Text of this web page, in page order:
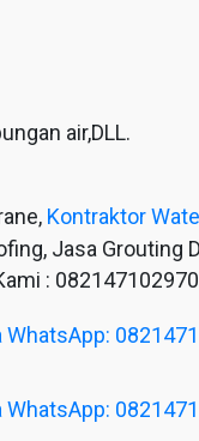
air,DLL.
Kontraktor
Jasa Grouting
: 082147102970
WhatsApp:
WhatsApp: